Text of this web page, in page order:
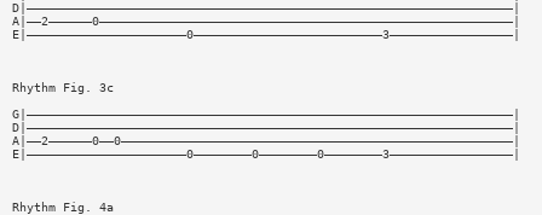
D|———————————————————————————————————————————————————————————————————|
A|——2——————0—————————————————————————————————————————————————————————|
E|——————————————————————0——————————————————————————3—————————————————|
Rhythm Fig. 3c
G|———————————————————————————————————————————————————————————————————|
D|———————————————————————————————————————————————————————————————————|
A|——2——————0——0——————————————————————————————————————————————————————|
E|——————————————————————0————————0————————0————————3—————————————————|
Rhythm Fig. 4a